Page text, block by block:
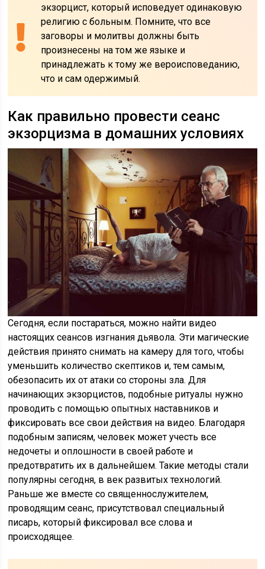
экзорцист, который исповедует одинаковую
религию с больным. Помните, что все
заговоры и молитвы должны быть
произнесены на том же языке и
принадлежать к тому же вероисповеданию,
что и сам одержимый.
Как правильно провести сеанс
экзорцизма в домашних условиях
Сегодня, если постараться, можно найти видео
настоящих сеансов изгнания дьявола. Эти магические
действия принято снимать на камеру для того, чтобы
уменьшить количество скептиков и, тем самым,
обезопасить их от атаки со стороны зла. Для
начинающих экзорцистов, подобные ритуалы нужно
проводить с помощью опытных наставников и
фиксировать все свои действия на видео. Благодаря
подобным записям, человек может учесть все
недочеты и оплошности в своей работе и
предотвратить их в дальнейшем. Такие методы стали
популярны сегодня, в век развитых технологий.
Раньше же вместе со священнослужителем,
проводящим сеанс, присутствовал специальный
писарь, который фиксировал все слова и
происходящее.